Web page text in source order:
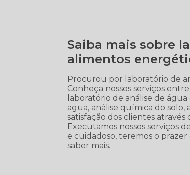
Saiba mais sobre
alimentos
Procurou por laboratório de
Conheça nossos serviços
laboratório de análise de
agua, análise química do solo,
satisfação dos clientes
Executamos nossos serviços
e cuidadoso, teremos o
saber mais.